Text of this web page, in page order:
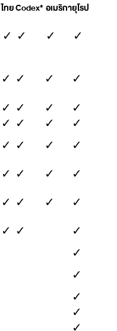
ไทยCodex* อเมริกายุโรป
✓ ✓ ✓ ✓
✓ ✓ ✓
✓
✓ ✓ ✓
✓
✓ ✓ ✓
✓
✓ ✓ ✓
✓
✓ ✓ ✓
✓
✓ ✓ ✓
✓
✓ ✓
✓
✓
✓
✓
✓